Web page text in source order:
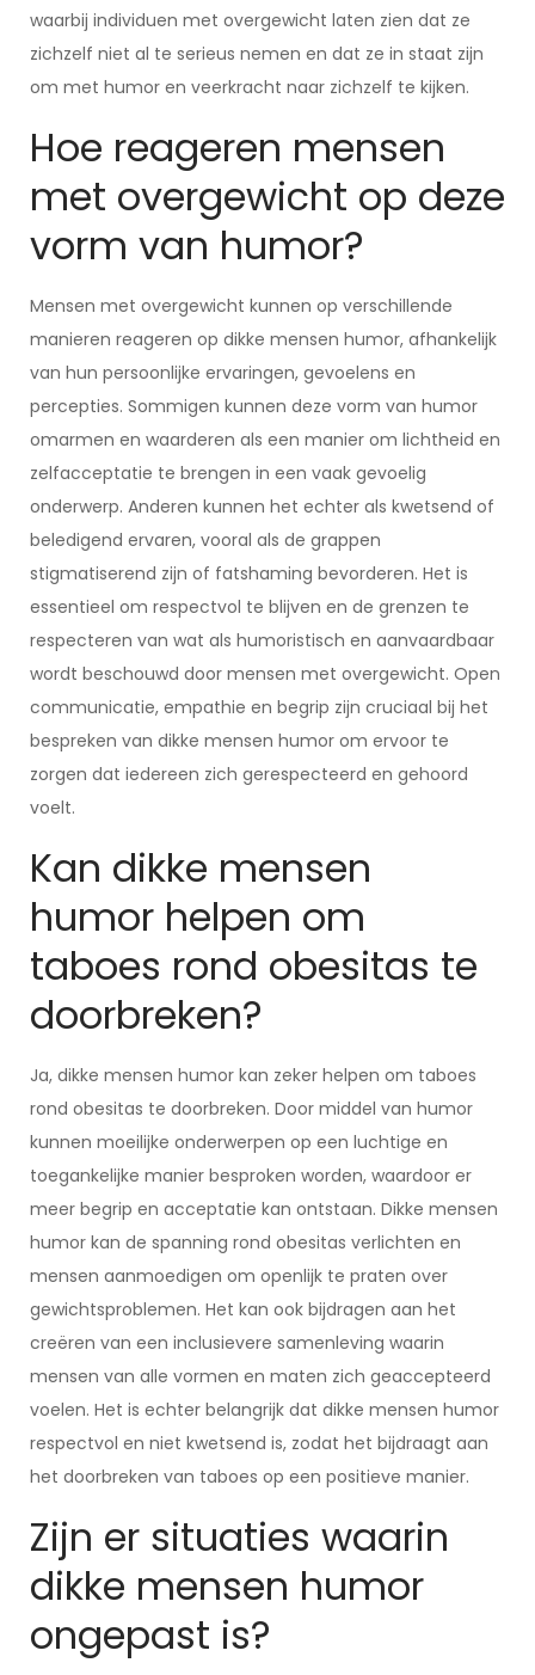
waarbij individuen met overgewicht laten zien dat ze
zichzelf niet al te serieus nemen en dat ze in staat zijn
om met humor en veerkracht naar zichzelf te kijken.
Hoe reageren mensen
met overgewicht op deze
vorm van humor?
Mensen met overgewicht kunnen op verschillende
manieren reageren op dikke mensen humor, afhankelijk
van hun persoonlijke ervaringen, gevoelens en
percepties. Sommigen kunnen deze vorm van humor
omarmen en waarderen als een manier om lichtheid en
zelfacceptatie te brengen in een vaak gevoelig
onderwerp. Anderen kunnen het echter als kwetsend of
beledigend ervaren, vooral als de grappen
stigmatiserend zijn of fatshaming bevorderen. Het is
essentieel om respectvol te blijven en de grenzen te
respecteren van wat als humoristisch en aanvaardbaar
wordt beschouwd door mensen met overgewicht. Open
communicatie, empathie en begrip zijn cruciaal bij het
bespreken van dikke mensen humor om ervoor te
zorgen dat iedereen zich gerespecteerd en gehoord
voelt.
Kan dikke mensen
humor helpen om
taboes rond obesitas te
doorbreken?
Ja, dikke mensen humor kan zeker helpen om taboes
rond obesitas te doorbreken. Door middel van humor
kunnen moeilijke onderwerpen op een luchtige en
toegankelijke manier besproken worden, waardoor er
meer begrip en acceptatie kan ontstaan. Dikke mensen
humor kan de spanning rond obesitas verlichten en
mensen aanmoedigen om openlijk te praten over
gewichtsproblemen. Het kan ook bijdragen aan het
creëren van een inclusievere samenleving waarin
mensen van alle vormen en maten zich geaccepteerd
voelen. Het is echter belangrijk dat dikke mensen humor
respectvol en niet kwetsend is, zodat het bijdraagt aan
het doorbreken van taboes op een positieve manier.
Zijn er situaties waarin
dikke mensen humor
ongepast is?